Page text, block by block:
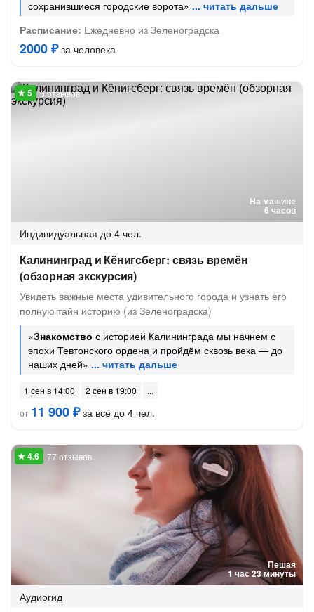
сохранившиеся городские ворота»
Расписание: Ежедневно из Зеленоградска
2000 ₽за человека
На машине
6 часов
6 отзывов
Индивидуальная до 4 чел.
Калининград и Кёнигсберг: связь времён
(обзорная экскурсия)
Увидеть важные места удивительного города и узнать его
полную тайн историю (из Зеленоградска)
«Знакомство с историей Калининграда мы начнём с
эпохи Тевтонского ордена и пройдём сквозь века — до
наших дней»
1 сен в 14:00
2 сен в 19:00
от 11 900 ₽за всё до 4 чел.
Пешая
1 час 23 минуты
77 отзывов
Аудиогид